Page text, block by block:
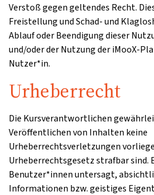
Verstoß gegen geltendes Recht.
Freistellung und Schad- und
Ablauf oder Beendigung dieser
und/oder der Nutzung der iMooX-
Nutzer*in.
Urheberrecht
Die Kursverantwortlichen
Veröffentlichen von Inhalten keine
Urheberrechtsverletzungen
Urheberrechtsgesetz strafbar sind.
Benutzer*innen untersagt,
Informationen bzw. geistiges